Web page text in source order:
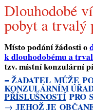
Dlouhodobé vízum, dlouhodobý
pobyt a trvalý
Místo podání žádosti o
k dlouhodobému a
tzv. místní konzulární
= ŽADATEL MŮŽE
KONZULÁRNÍM
PŘÍSLUŠNOSTÍPRO
→ JEHOŽ JE